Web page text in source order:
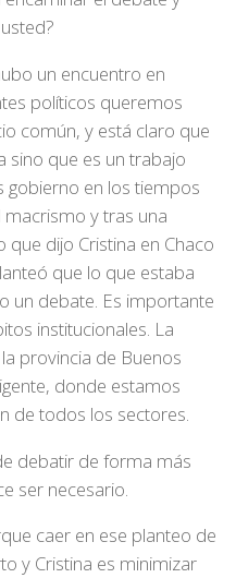
un encuentro en
políticos queremos
común, y está claro que
sino que es un trabajo
gobierno en los tiempos
y tras una
dijo Cristina en Chaco
que lo que estaba
un debate. Es importante
institucionales. La
provincia de Buenos
donde estamos
de todos los sectores.
debatir de forma más
ser necesario.
caer en ese planteo de
y Cristina es minimizar